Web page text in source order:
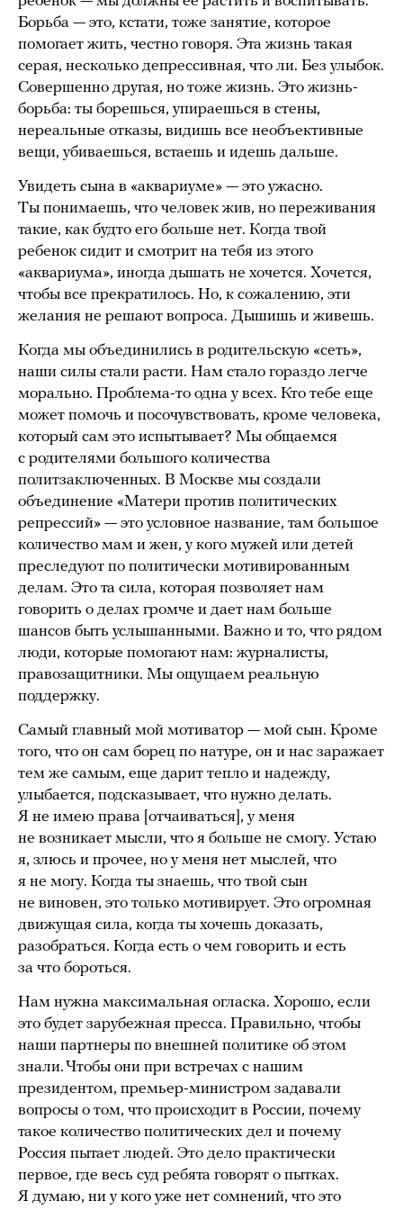
Борьба — это, кстати, тоже занятие, которое
помогает жить, честно говоря. Эта жизнь такая
серая, несколько депрессивная, что ли. Без улыбок.
Совершенно другая, но тоже жизнь. Это жизнь-
борьба: ты борешься, упираешься в стены,
нереальные отказы, видишь все необъективные
вещи, убиваешься, встаешь и идешь дальше.
Увидеть сына в «аквариуме» — это ужасно.
Ты понимаешь, что человек жив, но переживания
такие, как будто его больше нет. Когда твой
ребенок сидит и смотрит на тебя из этого
«аквариума», иногда дышать не хочется. Хочется,
чтобы все прекратилось. Но, к сожалению, эти
желания не решают вопроса. Дышишь и живешь.
Когда мы объединились в родительскую «сеть»,
наши силы стали расти. Нам стало гораздо легче
морально. Проблема-то одна у всех. Кто тебе еще
может помочь и посочувствовать, кроме человека,
который сам это испытывает? Мы общаемся
с родителями большого количества
политзаключенных. В Москве мы создали
объединение «Матери против политических
репрессий» — это условное название, там большое
количество мам и жен, у кого мужей или детей
преследуют по политически мотивированным
делам. Это та сила, которая позволяет нам
говорить о делах громче и дает нам больше
шансов быть услышанными. Важно и то, что рядом
люди, которые помогают нам: журналисты,
правозащитники. Мы ощущаем реальную
поддержку.
Самый главный мой мотиватор — мой сын. Кроме
того, что он сам борец по натуре, он и нас заражает
тем же самым, еще дарит тепло и надежду,
улыбается, подсказывает, что нужно делать.
Я не имею права [отчаиваться], у меня
не возникает мысли, что я больше не смогу. Устаю
я, злюсь и прочее, но у меня нет мыслей, что
я не могу. Когда ты знаешь, что твой сын
не виновен, это только мотивирует. Это огромная
движущая сила, когда ты хочешь доказать,
разобраться. Когда есть о чем говорить и есть
за что бороться.
Нам нужна максимальная огласка. Хорошо, если
это будет зарубежная пресса. Правильно, чтобы
наши партнеры по внешней политике об этом
знали. Чтобы они при встречах с нашим
президентом, премьер-министром задавали
вопросы о том, что происходит в России, почему
такое количество политических дел и почему
Россия пытает людей. Это дело практически
первое, где весь суд ребята говорят о пытках.
Я думаю, ни у кого уже нет сомнений, что это